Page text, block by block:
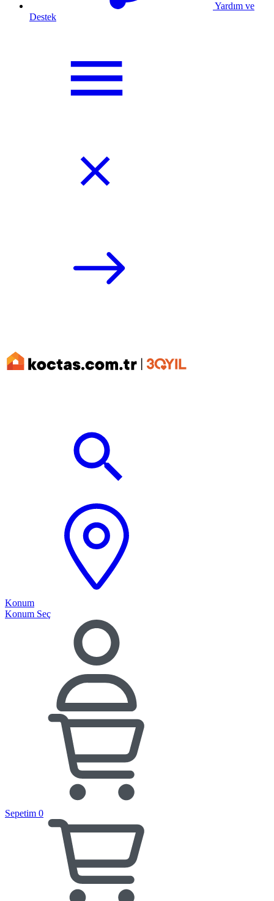
Yardım ve
Destek
Konum
Konum Seç
Sepetim 0